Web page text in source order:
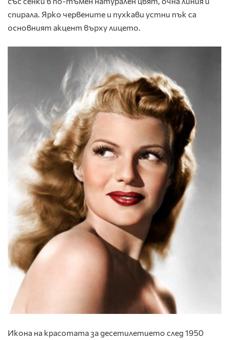
спирала. Ярко червените и пухкави устни пък са
основният акцент върху лицето.
Икона на красотата за десетилетието след 1950